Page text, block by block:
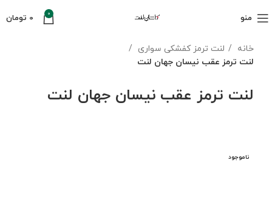
منو 0
0 تومان
خانه
لنت ترمز کفشکی سواری
لنت ترمز عقب نیسان جهان لنت
لنت ترمز عقب نیسان جهان لنت
ناموجود